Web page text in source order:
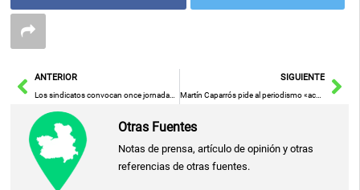
AntANTERIOR
Los sindicatos convocan once jornadas más de huelga en Fertiberia «para frenar la agresión laboral sin precedentes»
SIGUIENTE
Martín Caparrós pide al periodismo «acercarse un poco más a la verdad» tras recoger el premio ‘Cátedra Manu Leguineche’
Otras Fuentes
Notas de prensa, artículo de opinión y otras
referencias de otras fuentes.